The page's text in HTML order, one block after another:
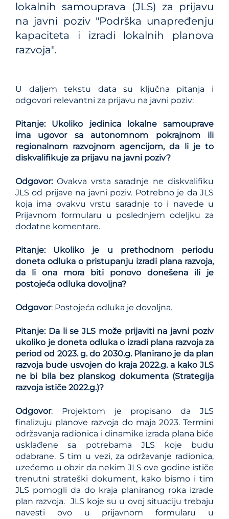
lokalnih samouprava (JLS) za prijavu
na javni poziv "Podrška unapređenju
kapaciteta i izradi lokalnih planova
razvoja".
U daljem tekstu data su ključna pitanja i
odgovori relevantni za prijavu na javni poziv:
Pitanje: Ukoliko jedinica lokalne samouprave
ima ugovor sa autonomnom pokrajnom ili
regionalnom razvojnom agencijom, da li je to
diskvalifikuje za prijavu na javni poziv?
Odgovor: Ovakva vrsta saradnje ne diskvalifiku
JLS od prijave na javni poziv. Potrebno je da JLS
koja ima ovakvu vrstu saradnje to i navede u
Prijavnom formularu u poslednjem odeljku za
dodatne komentare.
Pitanje: Ukoliko je u prethodnom periodu
doneta odluka o pristupanju izradi plana razvoja,
da li ona mora biti ponovo donešena ili je
postojeća odluka dovoljna?
Odgovor: Postojeća odluka je dovoljna.
Pitanje: Da li se JLS može prijaviti na javni poziv
ukoliko je doneta odluka o izradi plana razvoja za
period od 2023. g. do 2030.g. Planirano je da plan
razvoja bude usvojen do kraja 2022.g. a kako JLS
ne bi bila bez planskog dokumenta (Strategija
razvoja ističe 2022.g.)?
Odgovor: Projektom je propisano da JLS
finalizuju planove razvoja do maja 2023. Termini
održavanja radionica i dinamike izrada plana biće
usklađene sa potrebama JLS koje budu
odabrane. S tim u vezi, za održavanje radionica,
uzećemo u obzir da nekim JLS ove godine ističe
trenutni strateški dokument, kako bismo i tim
JLS pomogli da do kraja planiranog roka izrade
plan razvoja. JLS koje su u ovoj situaciju trebaju
navesti ovo u prijavnom formularu u